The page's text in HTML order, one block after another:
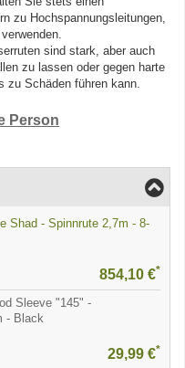
zu Hochspannungsleitungen,
sind stark, aber auch
zu lassen oder gegen harte
zu Schäden führen kann.
Person
Shad - Spinnrute 2,7m - 8-
854,10 €*
Sleeve "145" -
- Black
29,99 €*